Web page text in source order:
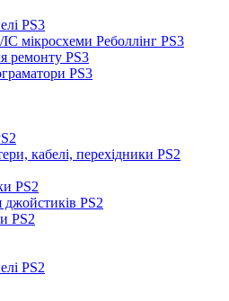
PS3
мікросхеми Реболлінг PS3
ремонту PS3
PS3
кабелі, перехідники PS2
PS2
PS2
PS2
PS2